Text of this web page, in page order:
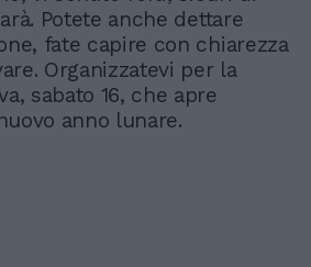
Potete anche dettare
fate capire con chiarezza
Organizzatevi per la
sabato 16, che apre
anno lunare.